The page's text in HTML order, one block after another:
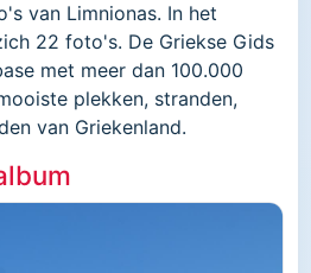
van Limnionas. In het
22 foto's. De Griekse Gids
met meer dan 100.000
plekken, stranden,
van Griekenland.